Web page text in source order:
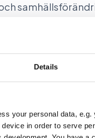
Details
your personal data,
in order to serve